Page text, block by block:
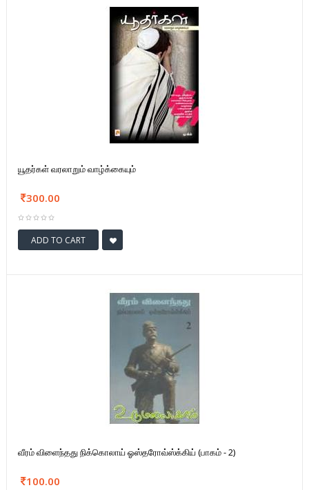
யூதர்கள் வரலாறும் வாழ்க்கையும்
300.00
ADD TO CART
வீரம் விளைந்தது நிக்கொலாய் ஓஸ்தரோவ்ஸ்க்கிய் (பாகம் - 2)
100.00